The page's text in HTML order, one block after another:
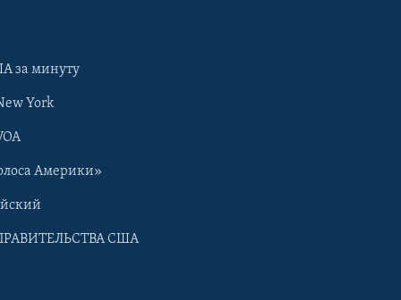
за минуту
York
Америки»
США